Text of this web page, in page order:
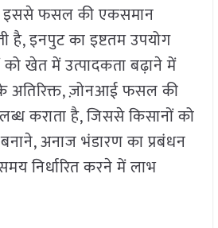
फसल की एकसमान
है, इनपुट का इष्टतम उपयोग
को खेत में उत्पादकता बढ़ाने में
अतिरिक्त, ज़ोनआई फसल की
कराता है, जिससे किसानों को
अनाज भंडारण का प्रबंधन
निर्धारित करने में लाभ